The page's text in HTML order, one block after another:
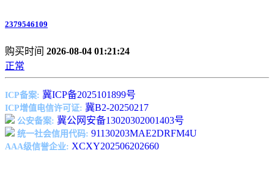
2379546109
购买时间 2026-08-04 01:21:24
正常
ICP备案: 冀ICP备2025101899号
ICP增值电信许可证: 冀B2-20250217
公安备案: 冀公网安备13020302001403号
统一社会信用代码: 91130203MAE2DRFM4U
AAA级信誉企业: XCXY202506202660